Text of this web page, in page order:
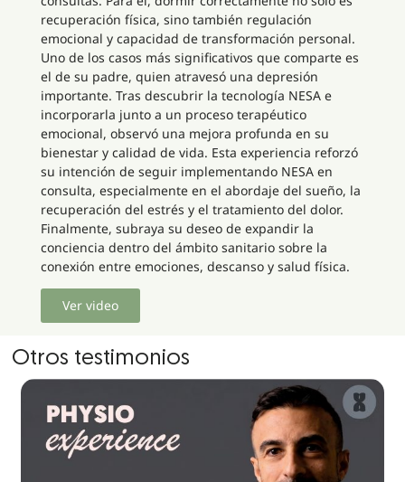
recuperación física, sino también regulación
emocional y capacidad de transformación personal.
Uno de los casos más significativos que comparte es
el de su padre, quien atravesó una depresión
importante. Tras descubrir la tecnología NESA e
incorporarla junto a un proceso terapéutico
emocional, observó una mejora profunda en su
bienestar y calidad de vida. Esta experiencia reforzó
su intención de seguir implementando NESA en
consulta, especialmente en el abordaje del sueño, la
recuperación del estrés y el tratamiento del dolor.
Finalmente, subraya su deseo de expandir la
conciencia dentro del ámbito sanitario sobre la
conexión entre emociones, descanso y salud física.
Ver video
Otros testimonios